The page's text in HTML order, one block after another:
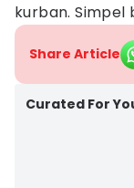
kurban. Simpel
Share Article
Curated For